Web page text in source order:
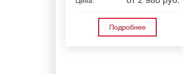
Подробнее